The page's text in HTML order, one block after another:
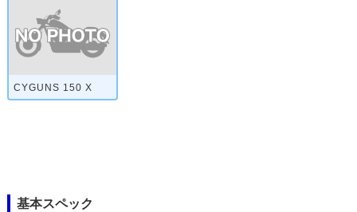
CYGUNS 150 X
基本スペック